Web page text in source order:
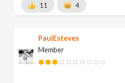
11 4
PaulEsteves
Member